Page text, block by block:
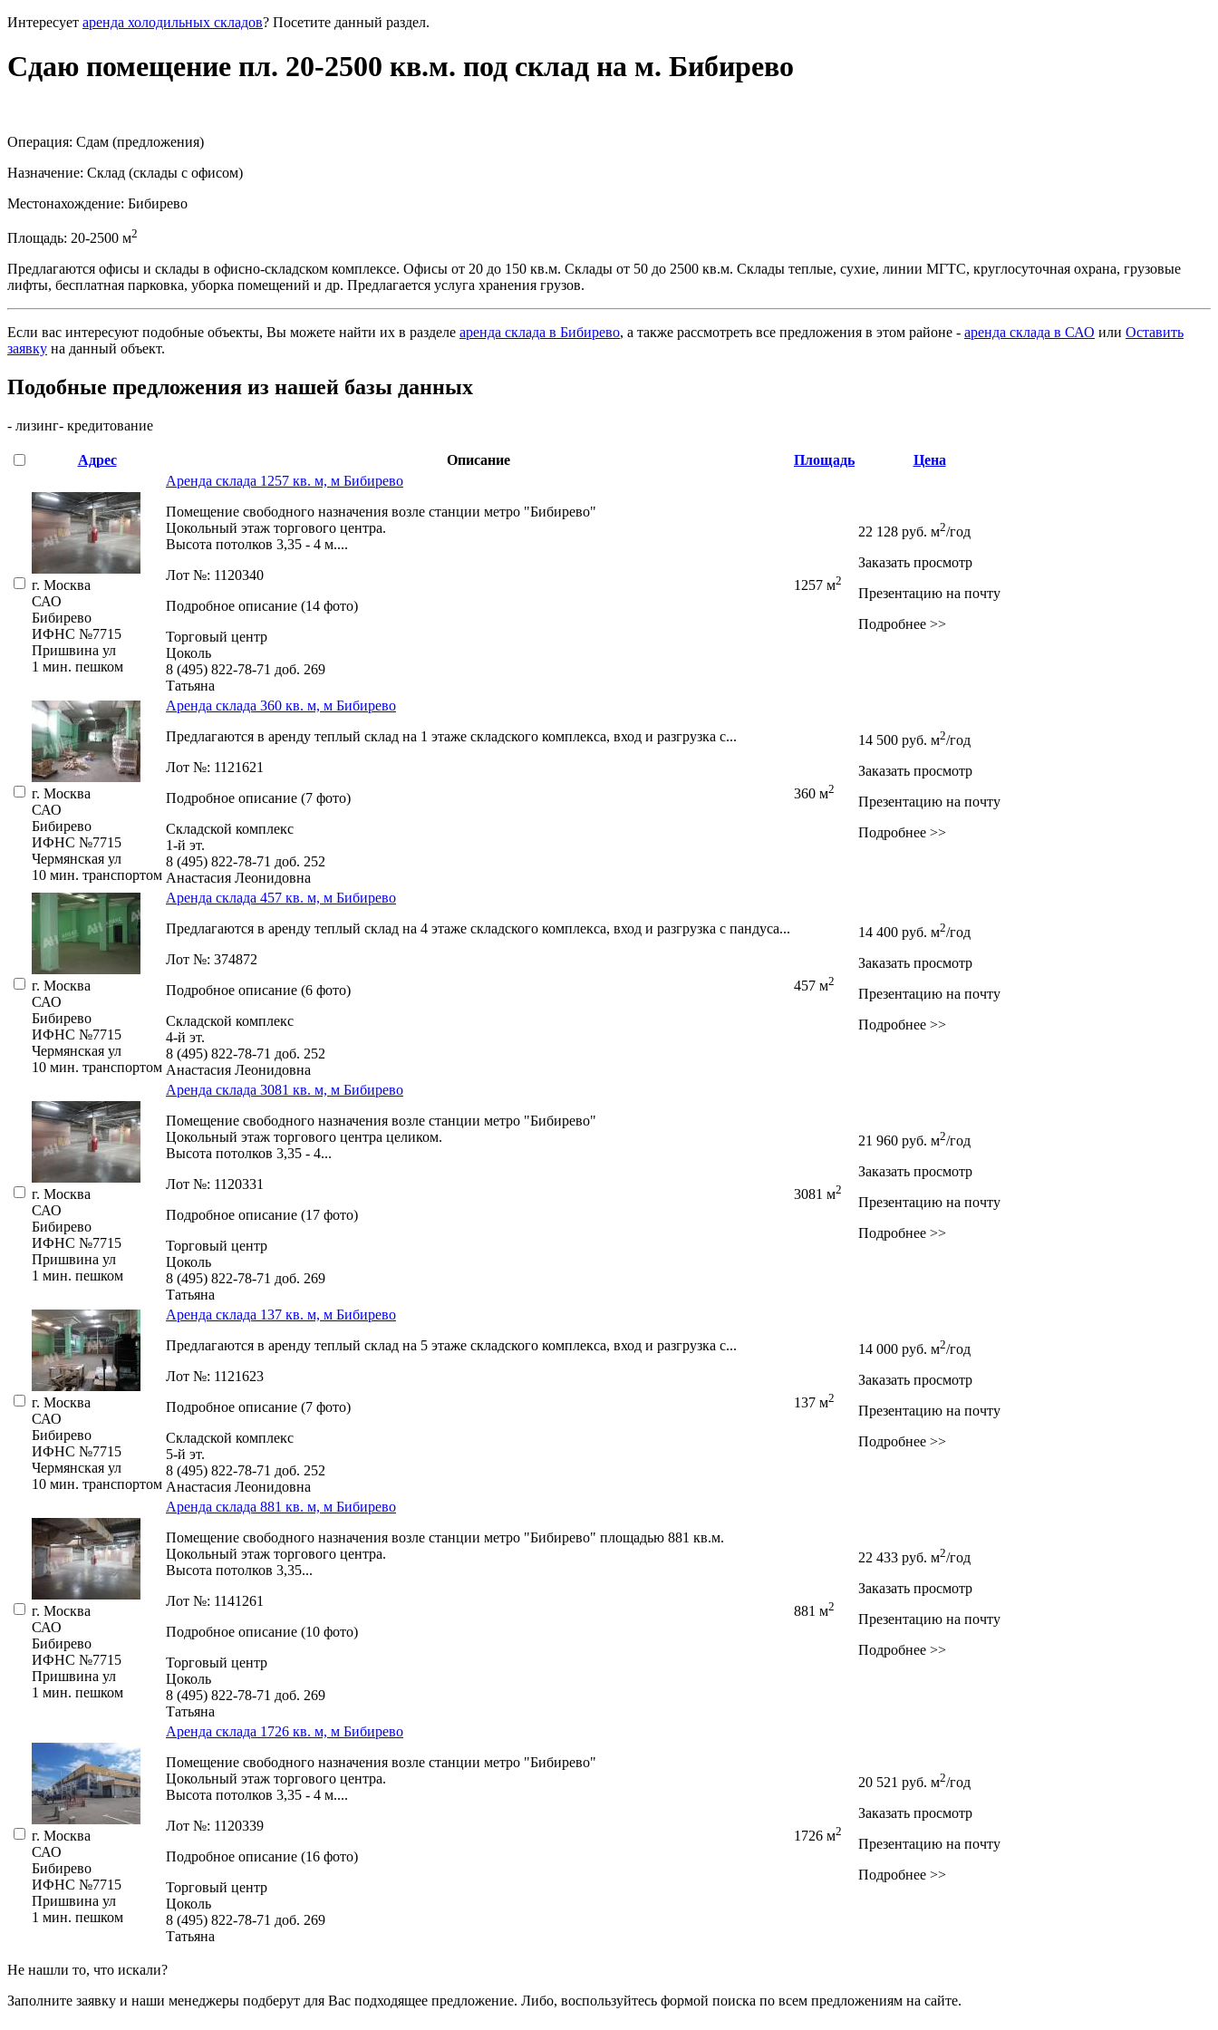
Интересует аренда холодильных складов? Посетите данный раздел.
Сдаю помещение пл. 20-2500 кв.м. под склад на м. Бибирево
Операция: Сдам (предложения)
Назначение: Склад (склады с офисом)
Местонахождение: Бибирево
Площадь: 20-2500 м2
Предлагаются офисы и склады в офисно-складском комплексе. Офисы от 20 до 150 кв.м. Склады от 50 до 2500 кв.м. Склады теплые, сухие, линии МГТС, круглосуточная охрана, грузовые
лифты, бесплатная парковка, уборка помещений и др. Предлагается услуга хранения грузов.
Если вас интересуют подобные объекты, Вы можете найти их в разделе аренда склада в Бибирево, а также рассмотреть все предложения в этом районе - аренда склада в САО или Оставить
заявку на данный объект.
Подобные предложения из нашей базы данных
- лизинг- кредитование
Адрес Описание Площадь Цена
г. Москва
САО
Бибирево
ИФНС №7715
Пришвина ул
1 мин. пешком
Аренда склада 1257 кв. м, м Бибирево
Помещение свободного назначения возле станции метро "Бибирево"
Цокольный этаж торгового центра.
Высота потолков 3,­35 - 4 м....
Лот №: 1120340
Подробное описание (14 фото)
Торговый центр
Цоколь
8 (495) 822-78-71 доб. 269
Татьяна
1257 м2
22 128 руб. м2/год
Заказать просмотр
Презентацию на почту
Подробнее >>
г. Москва
САО
Бибирево
ИФНС №7715
Чермянская ул
10 мин. транспортом
Аренда склада 360 кв. м, м Бибирево
Предлагаются в аренду теплый склад на 1 этаже складского комплекса,­ вход и разгрузка с...
Лот №: 1121621
Подробное описание (7 фото)
Складской комплекс
1-й эт.
8 (495) 822-78-71 доб. 252
Анастасия Леонидовна
360 м2
14 500 руб. м2/год
Заказать просмотр
Презентацию на почту
Подробнее >>
г. Москва
САО
Бибирево
ИФНС №7715
Чермянская ул
10 мин. транспортом
Аренда склада 457 кв. м, м Бибирево
Предлагаются в аренду теплый склад на 4 этаже складского комплекса,­ вход и разгрузка с пандуса...
Лот №: 374872
Подробное описание (6 фото)
Складской комплекс
4-й эт.
8 (495) 822-78-71 доб. 252
Анастасия Леонидовна
457 м2
14 400 руб. м2/год
Заказать просмотр
Презентацию на почту
Подробнее >>
г. Москва
САО
Бибирево
ИФНС №7715
Пришвина ул
1 мин. пешком
Аренда склада 3081 кв. м, м Бибирево
Помещение свободного назначения возле станции метро "Бибирево"
Цокольный этаж торгового центра целиком.
Высота потолков 3,­35 - 4...
Лот №: 1120331
Подробное описание (17 фото)
Торговый центр
Цоколь
8 (495) 822-78-71 доб. 269
Татьяна
3081 м2
21 960 руб. м2/год
Заказать просмотр
Презентацию на почту
Подробнее >>
г. Москва
САО
Бибирево
ИФНС №7715
Чермянская ул
10 мин. транспортом
Аренда склада 137 кв. м, м Бибирево
Предлагаются в аренду теплый склад на 5 этаже складского комплекса,­ вход и разгрузка с...
Лот №: 1121623
Подробное описание (7 фото)
Складской комплекс
5-й эт.
8 (495) 822-78-71 доб. 252
Анастасия Леонидовна
137 м2
14 000 руб. м2/год
Заказать просмотр
Презентацию на почту
Подробнее >>
г. Москва
САО
Бибирево
ИФНС №7715
Пришвина ул
1 мин. пешком
Аренда склада 881 кв. м, м Бибирево
Помещение свободного назначения возле станции метро "Бибирево" площадью 881 кв.м.
Цокольный этаж торгового центра.
Высота потолков 3,­35...
Лот №: 1141261
Подробное описание (10 фото)
Торговый центр
Цоколь
8 (495) 822-78-71 доб. 269
Татьяна
881 м2
22 433 руб. м2/год
Заказать просмотр
Презентацию на почту
Подробнее >>
г. Москва
САО
Бибирево
ИФНС №7715
Пришвина ул
1 мин. пешком
Аренда склада 1726 кв. м, м Бибирево
Помещение свободного назначения возле станции метро "Бибирево"
Цокольный этаж торгового центра.
Высота потолков 3,­35 - 4 м....
Лот №: 1120339
Подробное описание (16 фото)
Торговый центр
Цоколь
8 (495) 822-78-71 доб. 269
Татьяна
1726 м2
20 521 руб. м2/год
Заказать просмотр
Презентацию на почту
Подробнее >>
Не нашли то, что искали?
Заполните заявку и наши менеджеры подберут для Вас подходящее предложение. Либо, воспользуйтесь формой поиска по всем предложениям на сайте.